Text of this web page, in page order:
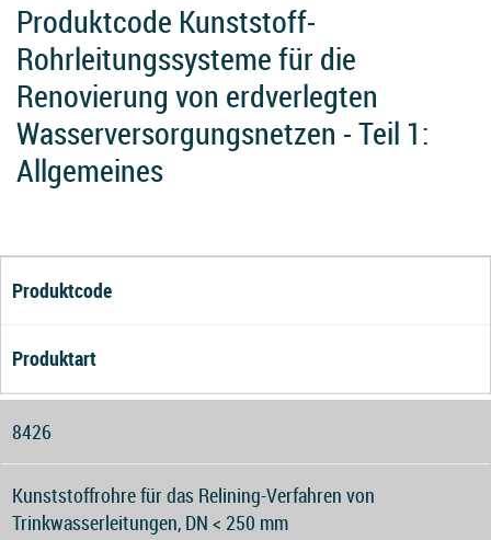
Produktcode Kunststoff-
Rohrleitungssysteme für die
Renovierung von erdverlegten
Wasserversorgungsnetzen - Teil 1:
Allgemeines
Produktcode
Produktart
8426
Kunststoffrohre für das Relining-Verfahren von
Trinkwasserleitungen, DN < 250 mm